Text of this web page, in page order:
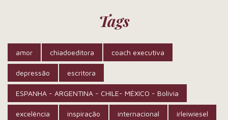
Tags
amor chiadoeditora coach executiva
depressão escritora
ESPANHA - ARGENTINA - CHILE- MÉXICO - Bolívia
excelência inspiração internacional irleiwiesel